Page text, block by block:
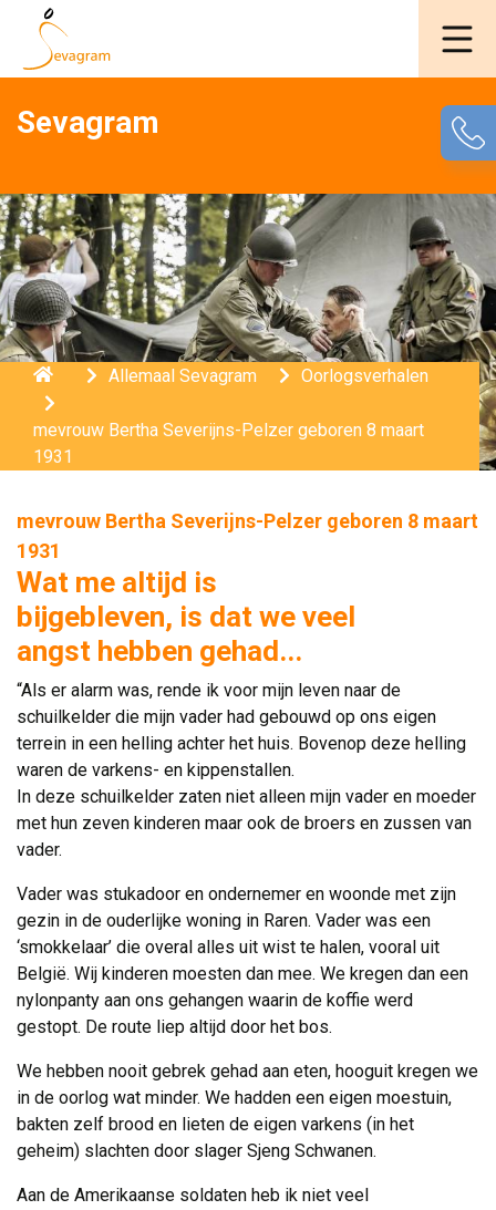
Sevagram
Home Allemaal Sevagram Oorlogsverhalen
mevrouw Bertha Severijns-Pelzer geboren 8 maart
1931
mevrouw Bertha Severijns-Pelzer geboren 8 maart
1931
Wat me altijd is
bijgebleven, is dat we veel
angst hebben gehad...
“Als er alarm was, rende ik voor mijn leven naar de
schuilkelder die mijn vader had gebouwd op ons eigen
terrein in een helling achter het huis. Bovenop deze helling
waren de varkens- en kippenstallen.
In deze schuilkelder zaten niet alleen mijn vader en moeder
met hun zeven kinderen maar ook de broers en zussen van
vader.
Vader was stukadoor en ondernemer en woonde met zijn
gezin in de ouderlijke woning in Raren. Vader was een
‘smokkelaar’ die overal alles uit wist te halen, vooral uit
België. Wij kinderen moesten dan mee. We kregen dan een
nylonpanty aan ons gehangen waarin de koffie werd
gestopt. De route liep altijd door het bos.
We hebben nooit gebrek gehad aan eten, hooguit kregen we
in de oorlog wat minder. We hadden een eigen moestuin,
bakten zelf brood en lieten de eigen varkens (in het
geheim) slachten door slager Sjeng Schwanen.
Aan de Amerikaanse soldaten heb ik niet veel